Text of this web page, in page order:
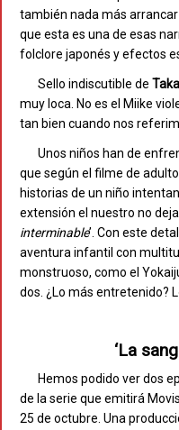
también nada más
que esta es una de esas
folclore japonés y efectos
Sello indiscutible de
muy loca. No es el Miike
tan bien cuando nos
Unos niños han de
que según el filme de
historias de un niño
extensión el nuestro no
interminable’. Con este
aventura infantil con
monstruoso, como el
dos. ¿Lo más entretenido?
‘La
Hemos podido ver dos
de la serie que emitirá
25 de octubre. Una